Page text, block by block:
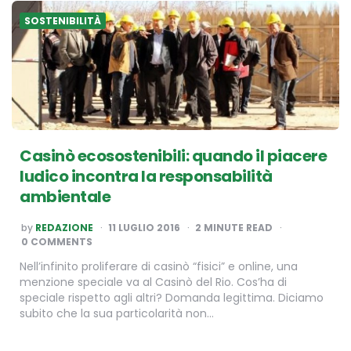
SOSTENIBILITÀ
Casinò ecosostenibili: quando il piacere
ludico incontra la responsabilità
ambientale
POSTED
BY
by REDAZIONE 11 LUGLIO 2016 2 MINUTE READ
0 COMMENTS
Nell’infinito proliferare di casinò “fisici” e online, una
menzione speciale va al Casinò del Rio. Cos’ha di
speciale rispetto agli altri? Domanda legittima. Diciamo
subito che la sua particolarità non…